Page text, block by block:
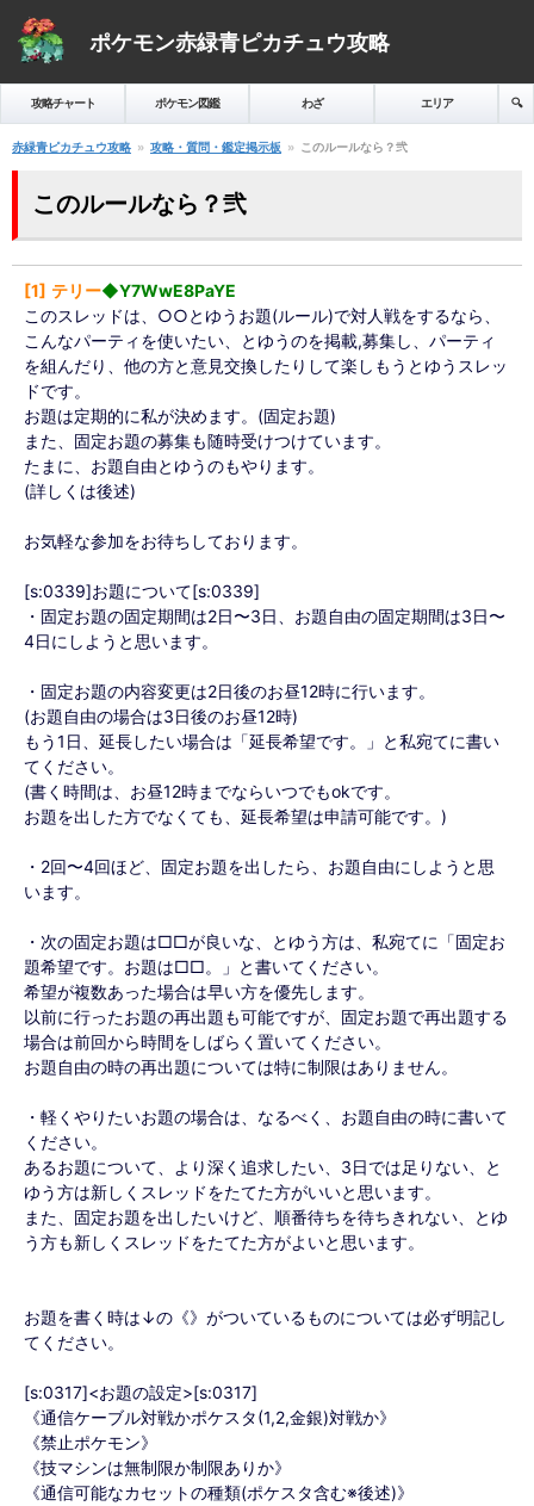
ポケモン赤緑青ピカチュウ攻略
攻略チャート ポケモン図鑑 わざ エリア 🔍️
赤緑青ピカチュウ攻略 攻略・質問・鑑定掲示板 このルールなら？弐
このルールなら？弐
1 テリー◆Y7WwE8PaYE
このスレッドは、○○とゆうお題(ルール)で対人戦をするなら、
こんなパーティを使いたい、とゆうのを掲載,募集し、パーティ
を組んだり、他の方と意見交換したりして楽しもうとゆうスレッ
ドです。
お題は定期的に私が決めます。(固定お題)
また、固定お題の募集も随時受けつけています。
たまに、お題自由とゆうのもやります。
(詳しくは後述)
お気軽な参加をお待ちしております。
[s:0339]お題について[s:0339]
・固定お題の固定期間は2日〜3日、お題自由の固定期間は3日〜
4日にしようと思います。
・固定お題の内容変更は2日後のお昼12時に行います。
(お題自由の場合は3日後のお昼12時)
もう1日、延長したい場合は「延長希望です。」と私宛てに書い
てください。
(書く時間は、お昼12時までならいつでもokです。
お題を出した方でなくても、延長希望は申請可能です。)
・2回〜4回ほど、固定お題を出したら、お題自由にしようと思
います。
・次の固定お題は□□が良いな、とゆう方は、私宛てに「固定お
題希望です。お題は□□。」と書いてください。
希望が複数あった場合は早い方を優先します。
以前に行ったお題の再出題も可能ですが、固定お題で再出題する
場合は前回から時間をしばらく置いてください。
お題自由の時の再出題については特に制限はありません。
・軽くやりたいお題の場合は、なるべく、お題自由の時に書いて
ください。
あるお題について、より深く追求したい、3日では足りない、と
ゆう方は新しくスレッドをたてた方がいいと思います。
また、固定お題を出したいけど、順番待ちを待ちきれない、とゆ
う方も新しくスレッドをたてた方がよいと思います。
お題を書く時は↓の《》がついているものについては必ず明記し
てください。
[s:0317]<お題の設定>[s:0317]
《通信ケーブル対戦かポケスタ(1,2,金銀)対戦か》
《禁止ポケモン》
《技マシンは無制限か制限ありか》
《通信可能なカセットの種類(ポケスタ含む※後述)》